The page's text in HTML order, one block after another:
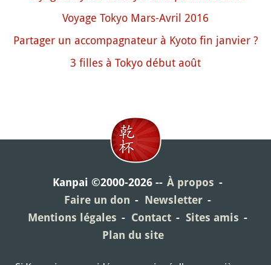
Voyage Tokyo Mars-Avril 2016
Partager un accompagnateur à Kyoto fin janvier ?
3 filles à Tokyo début août
Kanpai ©2000-2026
À propos
Faire un don
Newsletter
Mentions légales
Contact
Sites amis
Plan du site